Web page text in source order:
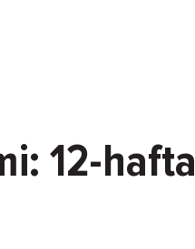
12-hafta